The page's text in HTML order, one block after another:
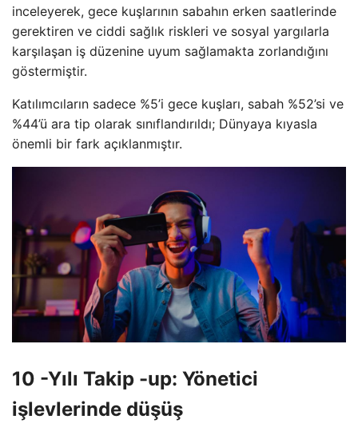
inceleyerek, gece kuşlarının sabahın erken saatlerinde
gerektiren ve ciddi sağlık riskleri ve sosyal yargılarla
karşılaşan iş düzenine uyum sağlamakta zorlandığını
göstermiştir.
Katılımcıların sadece %5’i gece kuşları, sabah %52’si ve
%44’ü ara tip olarak sınıflandırıldı; Dünyaya kıyasla
önemli bir fark açıklanmıştır.
10 -Yılı Takip -up: Yönetici
işlevlerinde düşüş